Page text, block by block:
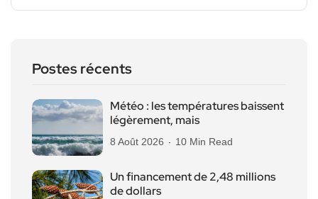
Postes récents
Météo : les températures baissent
légèrement, mais
8 Août 2026 10 Min Read
Un financement de 2,48 millions
de dollars